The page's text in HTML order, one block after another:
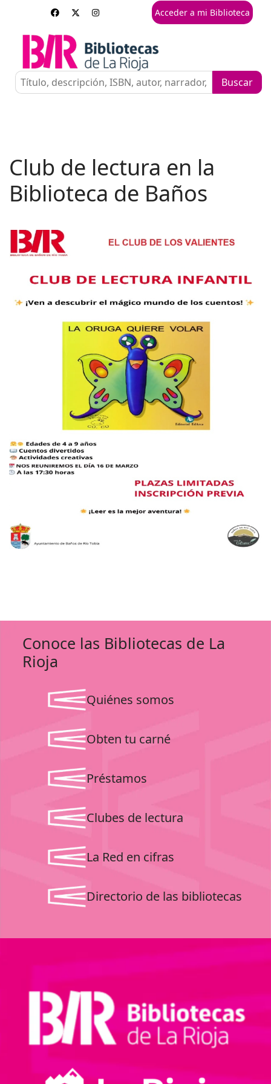
Acceder a mi Biblioteca
Club de lectura en la
Biblioteca de Baños
Conoce las Bibliotecas de La
Rioja
Quiénes somos
Obten tu carné
Préstamos
Clubes de lectura
La Red en cifras
Directorio de las bibliotecas